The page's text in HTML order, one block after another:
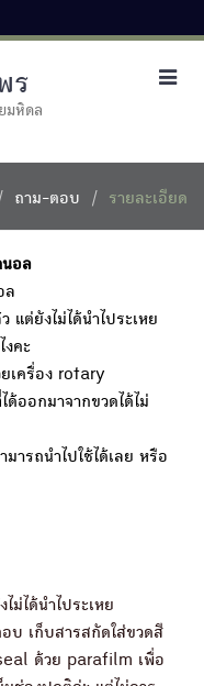
ร
มหิดล
ถาม-ตอบ รายละเอียด
นอล
ล
แต่ยังไม่ได้นำไประเหย
งคะ
เครื่อง rotary
ออกมาจากขวดได้ไม่
ารถนำไปใช้ได้เลย หรือ
ม่ได้นำไประเหย
บ เก็บสารสกัดใส่ขวดสี
ด้วย parafilm เพื่อ